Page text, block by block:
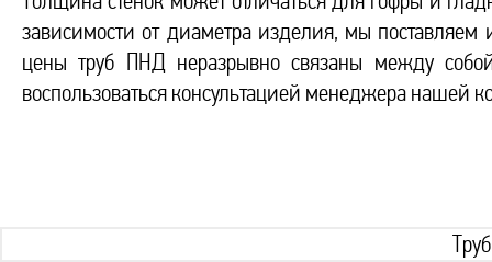
зависимости от диаметра изделия, мы поставляем
цены труб ПНД неразрывно связаны между
воспользоваться консультацией менеджера нашей